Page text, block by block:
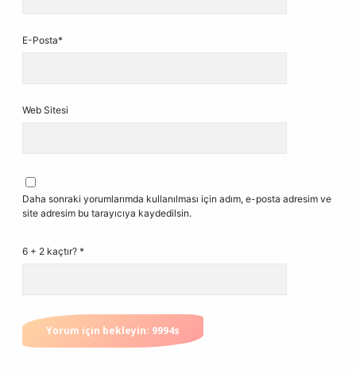
E-Posta*
Web Sitesi
Daha sonraki yorumlarımda kullanılması için adım, e-posta adresim ve
site adresim bu tarayıcıya kaydedilsin.
6 + 2 kaçtır? *